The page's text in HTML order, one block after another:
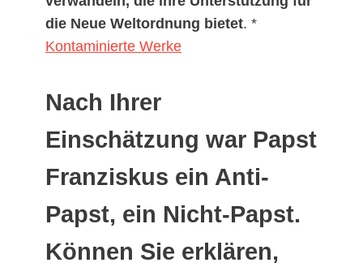
die Neue Weltordnung bietet. *
Kontaminierte Werke
Nach Ihrer
Einschätzung war Papst
Franziskus ein Anti-
Papst, ein Nicht-Papst.
Können Sie erklären,